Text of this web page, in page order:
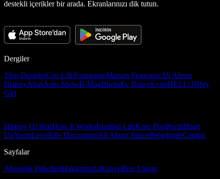
destekli içerikler bir arada. Ekranlarınızı dik tutun.
Dergiler
Tüm DergilerCeo LifeFormsanteMaison FrançaiseAll About
HistoryAtlasAuto ShowB-MagBurdaEv BahçeEvimHELLO!Hey
Girl
History Of WarHow It Worksİstanbul LifeKore PopPozitifStart
UpYachtLevelElle DecorationAll About SpaceBebeğimleCapital
Sayfalar
Abonelik PaketleriHakkımızdaKünyeBize Ulaşın